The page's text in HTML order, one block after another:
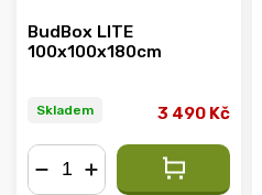
BudBox LITE
100x100x180cm
Skladem 3 490 Kč